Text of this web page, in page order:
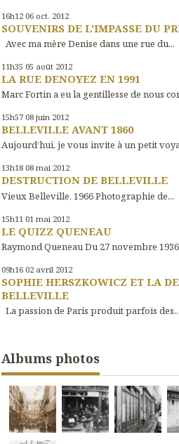
16h12 06 oct. 2012
SOUVENIRS DE L'IMPASSE DU
Avec ma mère Denise dans une rue du...
11h35 05 août 2012
LA RUE DENOYEZ EN 1991
Marc Fortin a eu la gentillesse de nous
15h57 08 juin 2012
BELLEVILLE AVANT 1860
Aujourd’hui, je vous invite à un petit
13h18 08 mai 2012
DESTRUCTION DE BELLEVILLE
Vieux Belleville, 1966 Photographie de...
15h11 01 mai 2012
LE QUIZZ QUENEAU
Raymond Queneau Du 27 novembre 1936
09h16 02 avril 2012
SOPHIE HERSZKOWICZ ET LA
BELLEVILLE
La passion de Paris produit parfois des...
Albums photos